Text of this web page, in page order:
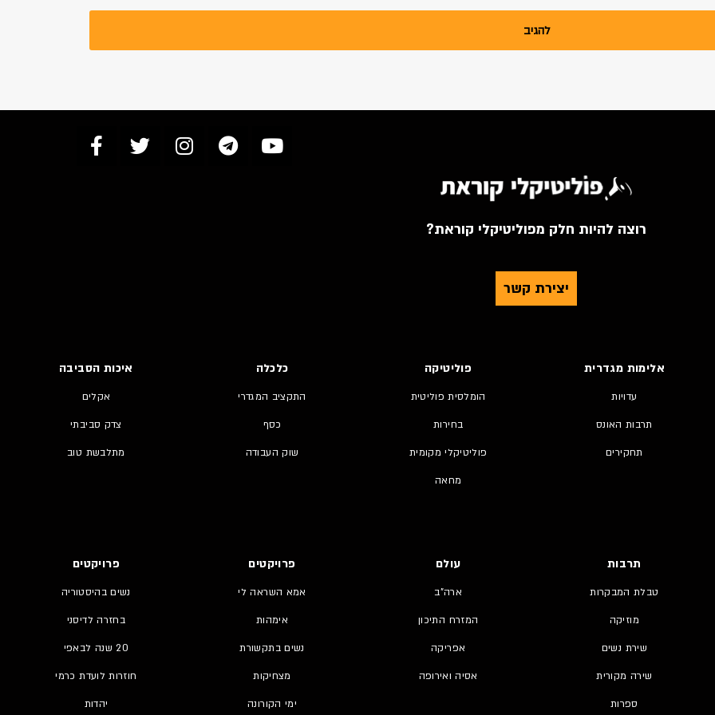
רוצה להיות חלק מפוליטיקלי קוראת?
יצירת קשר
אלימות מגדרית
עדויות
תרבות האונס
תחקירים
פוליטיקה
הומלסית פוליטית
בחירות
פוליטיקלי מקומית
מחאה
כלכלה
התקציב המגדרי
כסף
שוק העבודה
איכות הסביבה
אקלים
צדק סביבתי
מתלבשת טוב
תרבות
טבלת המבקרות
מוזיקה
שירת נשים
שירה מקורית
ספרות
עולם
ארה"ב
המזרח התיכון
אפריקה
אסיה ואירופה
פרויקטים
אמא השראה לי
אימהות
נשים בתקשורת
מצחיקות
ימי הקורונה
פרויקטים
נשים בהיסטוריה
בחזרה לדיסני
20 שנה לבאפי
חוזרות לועדת כרמי
יהדות